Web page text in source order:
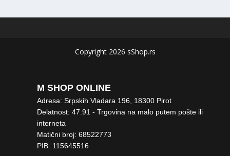
Copyright 2026 sShop.rs
M SHOP ONLINE
Adresa: Srpskih Vladara 196, 18300 Pirot
Delatnost: 47.91 - Trgovina na malo putem pošte ili
interneta
Matični broj: 68522773
PIB: 115645516